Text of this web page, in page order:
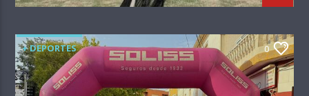
+ DEPORTES 0